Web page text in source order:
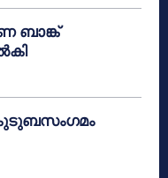
ബാങ്ക്